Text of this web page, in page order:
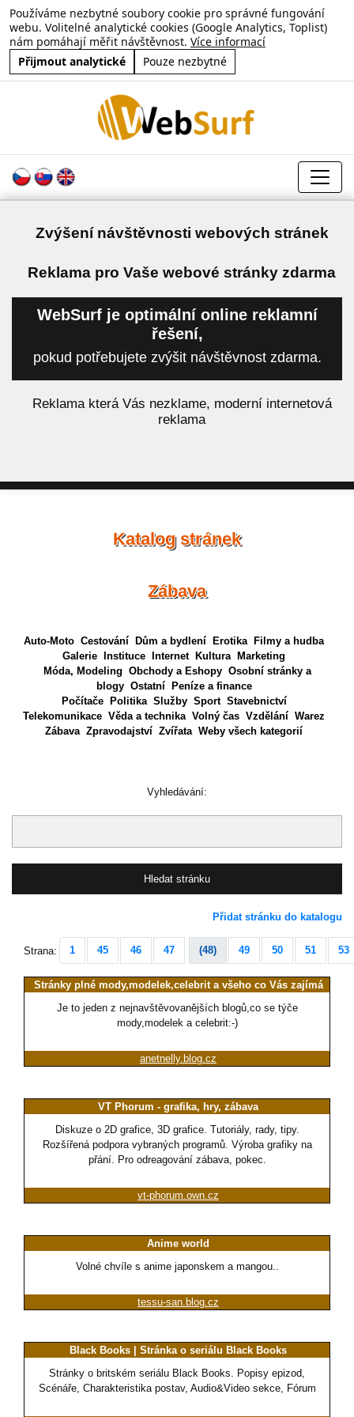
Používáme nezbytné soubory cookie pro správné fungování
webu. Volitelné analytické cookies (Google Analytics, Toplist)
nám pomáhají měřit návštěvnost. Více informací
Přijmout analytické
Pouze nezbytné
Zvýšení návštěvnosti webových stránek
Reklama pro Vaše webové stránky zdarma
WebSurf je optimální online reklamní
řešení,
pokud potřebujete zvýšit návštěvnost zdarma.
Reklama která Vás nezklame, moderní internetová
reklama
Katalog stránek
Zábava
Auto-Moto Cestování Dům a bydlení Erotika
Filmy a hudba
Galerie
Instituce Internet Kultura
Marketing
Móda, Modeling Obchody a Eshopy Osobní stránky a
blogy Ostatní
Peníze a finance
Počítače
Politika Služby Sport Stavebnictví
Telekomunikace Věda a technika Volný čas Vzdělání Warez
Zábava Zpravodajství Zvířata Weby všech kategorií
Vyhledávání:
Přidat stránku do katalogu
Strana: 1 45 46 47 (48) 49 50 51 53
Stránky plné mody,modelek,celebrit a všeho co Vás zajímá
Je to jeden z nejnavštěvovanějších blogů,co se týče
mody,modelek a celebrit:-)
anetnelly.blog.cz
VT Phorum - grafika, hry, zábava
Diskuze o 2D grafice, 3D grafice. Tutoriály, rady, tipy.
Rozšířená podpora vybraných programů. Výroba grafiky na
přání. Pro odreagování zábava, pokec.
vt-phorum.own.cz
Anime world
Volné chvíle s anime japonskem a mangou..
tessu-san.blog.cz
Black Books | Stránka o seriálu Black Books
Stránky o britském seriálu Black Books. Popisy epizod,
Scénáře, Charakteristika postav, Audio&Video sekce, Fórum